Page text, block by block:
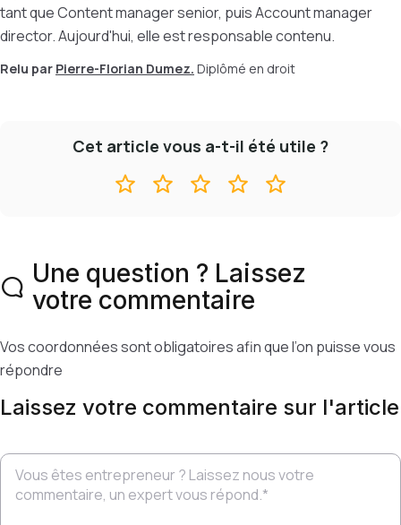
tant que Content manager senior, puis Account manager
director. Aujourd'hui, elle est responsable contenu.
Relu par Pierre-Florian Dumez. Diplômé en droit
Cet article vous a-t-il été utile ?
Une question ? Laissez
votre commentaire
Vos coordonnées sont obligatoires afin que l’on puisse vous
répondre
Laissez votre commentaire sur l'article